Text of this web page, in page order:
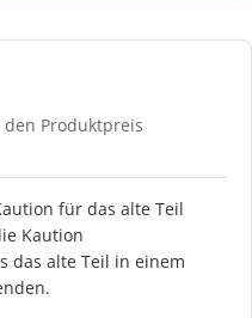
Produktpreis
für das alte Teil
Kaution
das alte Teil in einem